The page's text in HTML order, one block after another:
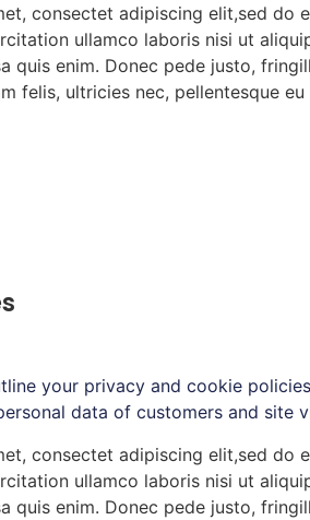
consectet adipiscing elit,sed do
ullamco laboris nisi ut
quis enim. Donec pede justo,
felis, ultricies nec, pellentesque eu
your privacy and cookie
data of customers and site
consectet adipiscing elit,sed do
ullamco laboris nisi ut
quis enim. Donec pede justo,